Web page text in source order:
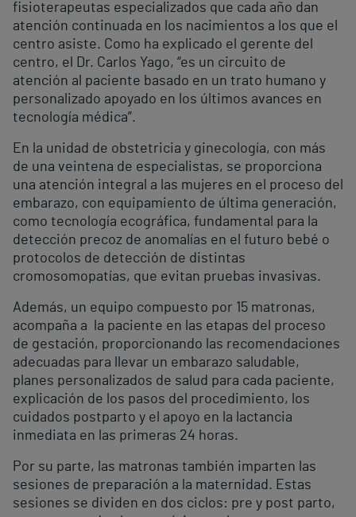
fisioterapeutas especializados que cada año dan
atención continuada en los nacimientos a los que el
centro asiste. Como ha explicado el gerente del
centro, el Dr. Carlos Yago, “es un circuito de
atención al paciente basado en un trato humano y
personalizado apoyado en los últimos avances en
tecnología médica”.
En la unidad de obstetricia y ginecología, con más
de una veintena de especialistas, se proporciona
una atención integral a las mujeres en el proceso del
embarazo, con equipamiento de última generación,
como tecnología ecográfica, fundamental para la
detección precoz de anomalías en el futuro bebé o
protocolos de detección de distintas
cromosomopatías, que evitan pruebas invasivas.
Además, un equipo compuesto por 15 matronas,
acompaña a la paciente en las etapas del proceso
de gestación, proporcionando las recomendaciones
adecuadas para llevar un embarazo saludable,
planes personalizados de salud para cada paciente,
explicación de los pasos del procedimiento, los
cuidados postparto y el apoyo en la lactancia
inmediata en las primeras 24 horas.
Por su parte, las matronas también imparten las
sesiones de preparación a la maternidad. Estas
sesiones se dividen en dos ciclos: pre y post parto,